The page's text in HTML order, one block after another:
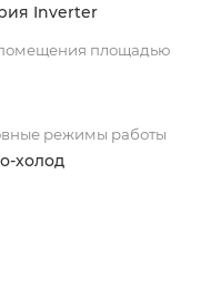
Inverter
площадью
режимы работы
холод